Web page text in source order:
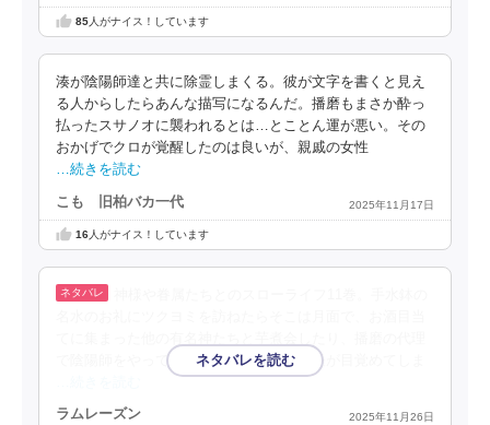
85人がナイス！しています
湊が陰陽師達と共に除霊しまくる。彼が文字を書くと見え
る人からしたらあんな描写になるんだ。播磨もまさか酔っ
払ったスサノオに襲われるとは…とことん運が悪い。その
おかげでクロが覚醒したのは良いが、親戚の女性
…続きを読む
こも 旧柏バカ一代 2025年11月17日
16人がナイス！しています
で陰陽師をやってみたり。封じられた妖怪が目覚めてしま
ラムレーズン 2025年11月26日